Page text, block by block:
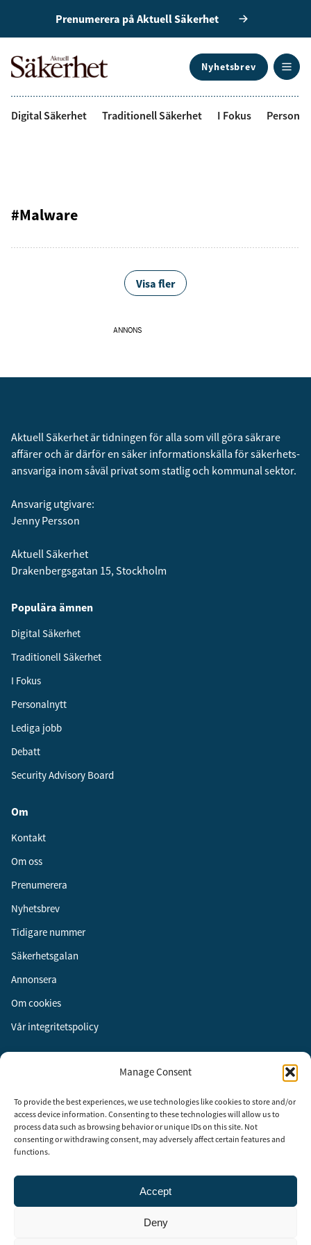
Manage Consent
To provide the best experiences, we use technologies like cookies to store and/or
access device information. Consenting to these technologies will allow us to
process data such as browsing behavior or unique IDs on this site. Not
consenting or withdrawing consent, may adversely affect certain features and
functions.
Accept
Deny
Prenumerera på Aktuell Säkerhet
Nyhetsbrev
Digital Säkerhet Traditionell Säkerhet I Fokus
#Malware
Visa fler
ANNONS
Aktuell Säkerhet är tidningen för alla som vill göra säkrare
affärer och är därför en säker informationskälla för säkerhets­
ansvariga inom såväl privat som statlig och kommunal sektor.
Ansvarig utgivare:
Jenny Persson
Aktuell Säkerhet
Drakenbergsgatan 15, Stockholm
Populära ämnen
Digital Säkerhet
Traditionell Säkerhet
I Fokus
Personalnytt
Lediga jobb
Debatt
Security Advisory Board
Om
Kontakt
Om oss
Prenumerera
Nyhetsbrev
Tidigare nummer
Säkerhetsgalan
Annonsera
Om cookies
Vår integritetspolicy
Instagram
LinkedIn
Säkerhet år 2003 för att stimulera, utveckla och informera om